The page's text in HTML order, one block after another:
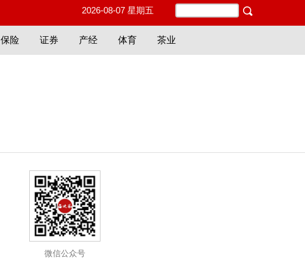
2026-08-07 星期五
保险 证券 产经 体育 茶业
微信公众号